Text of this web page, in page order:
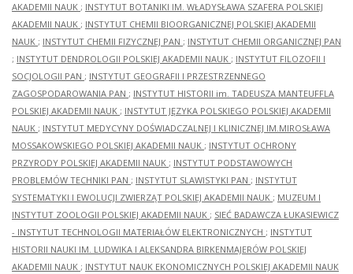
AKADEMII NAUK ; INSTYTUT BOTANIKI IM. WŁADYSŁAWA SZAFERA POLSKIEJ
AKADEMII NAUK ; INSTYTUT CHEMII BIOORGANICZNEJ POLSKIEJ AKADEMII
NAUK ; INSTYTUT CHEMII FIZYCZNEJ PAN ; INSTYTUT CHEMII ORGANICZNEJ PAN
; INSTYTUT DENDROLOGII POLSKIEJ AKADEMII NAUK ; INSTYTUT FILOZOFII I
SOCJOLOGII PAN ; INSTYTUT GEOGRAFII I PRZESTRZENNEGO
ZAGOSPODAROWANIA PAN ; INSTYTUT HISTORII im. TADEUSZA MANTEUFFLA
POLSKIEJ AKADEMII NAUK ; INSTYTUT JĘZYKA POLSKIEGO POLSKIEJ AKADEMII
NAUK ; INSTYTUT MEDYCYNY DOŚWIADCZALNEJ I KLINICZNEJ IM.MIROSŁAWA
MOSSAKOWSKIEGO POLSKIEJ AKADEMII NAUK ; INSTYTUT OCHRONY
PRZYRODY POLSKIEJ AKADEMII NAUK ; INSTYTUT PODSTAWOWYCH
PROBLEMÓW TECHNIKI PAN ; INSTYTUT SLAWISTYKI PAN ; INSTYTUT
SYSTEMATYKI I EWOLUCJI ZWIERZĄT POLSKIEJ AKADEMII NAUK ; MUZEUM I
INSTYTUT ZOOLOGII POLSKIEJ AKADEMII NAUK ; SIEĆ BADAWCZA ŁUKASIEWICZ
- INSTYTUT TECHNOLOGII MATERIAŁÓW ELEKTRONICZNYCH ; INSTYTUT
HISTORII NAUKI IM. LUDWIKA I ALEKSANDRA BIRKENMAJERÓW POLSKIEJ
AKADEMII NAUK ; INSTYTUT NAUK EKONOMICZNYCH POLSKIEJ AKADEMII NAUK